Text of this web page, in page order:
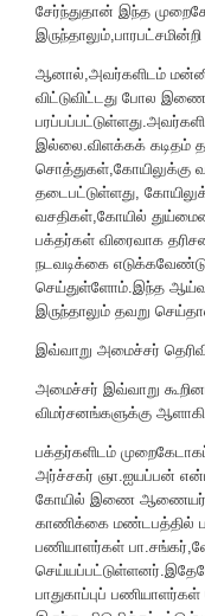
சேர்ந்துதான் இந்த
ஆனால்,அவர்களிடம்
விட்டுவிட்டது போல
இல்லை.விளக்கக் கடிதம்
சொத்துகள்,கோயிலுக்கு
தடைபட்டுள்ளது,
வசதிகள்,கோயில்
பக்தர்கள் விரைவாக
நடவடிக்கை
செய்துள்ளோம்.இந்த ஆய்வு
இருந்தாலும் தவறு
இவ்வாறு அமைச்சர்
அமைச்சர் இவ்வாறு
விமர்சனங்களுக்கு
பக்தர்களிடம்
அர்ச்சகர் ஞா.ஐயப்பன்
கோயில் இணை ஆணையர்
காணிக்கை மண்டபத்தில்
பணியாளர்கள்
பாதுகாப்புப்